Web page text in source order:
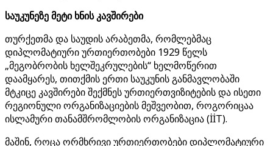
საუკუნეზე მეტი ხნის კავშირები
თურქეთმა და საუდის არაბეთმა, რომლებმაც
დიპლომატიური ურთიერთობები 1929 წელს
„მეგობრობის ხელშეკრულების“ ხელმოწერით
დაამყარეს, თითქმის ერთი საუკუნის განმავლობაში
მტკიცე კავშირები შექმნეს ურთიერთვიზიტების და ისეთი
რეგიონული ორგანიზაციების მეშვეობით, როგორიცაა
ისლამური თანამშრომლობის ორგანიზაცია (İİT).
მაშინ, როცა ორმხრივი ურთიერთობები დიპლომატიური